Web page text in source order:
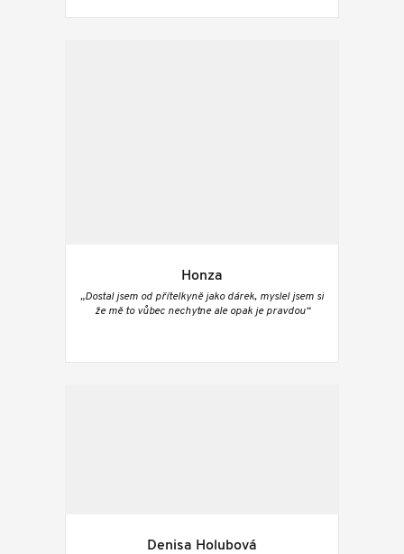
Honza
„Dostal jsem od přítelkyně jako dárek, myslel jsem si
že mě to vůbec nechytne ale opak je pravdou“
Denisa Holubová